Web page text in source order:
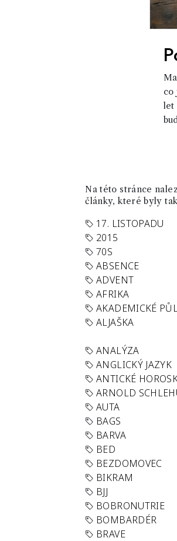
co
let
Na této stránce
články, které byly
17. LISTOPADU
2015
70S
ABSENCE
ADVENT
AFRIKA
AKADEMICKÉ
ALJAŠKA
ANALÝZA
ANGLICKÝ JAZYK
ANTICKÉ
ARNOLD
AUTA
BAGS
BARVA
BED
BEZDOMOVEC
BIKRAM
BJJ
BOBRONUTRIE
BOMBARDÉR
BRAVE